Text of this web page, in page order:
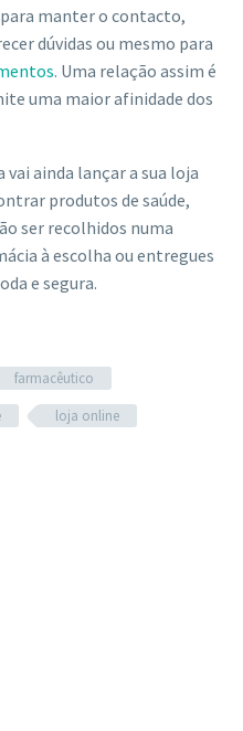
manter o contacto,
dúvidas ou mesmo para
. Uma relação assim é
uma maior afinidade dos
ainda lançar a sua loja
produtos de saúde,
ser recolhidos numa
à escolha ou entregues
e segura.
farmacêutico
loja online